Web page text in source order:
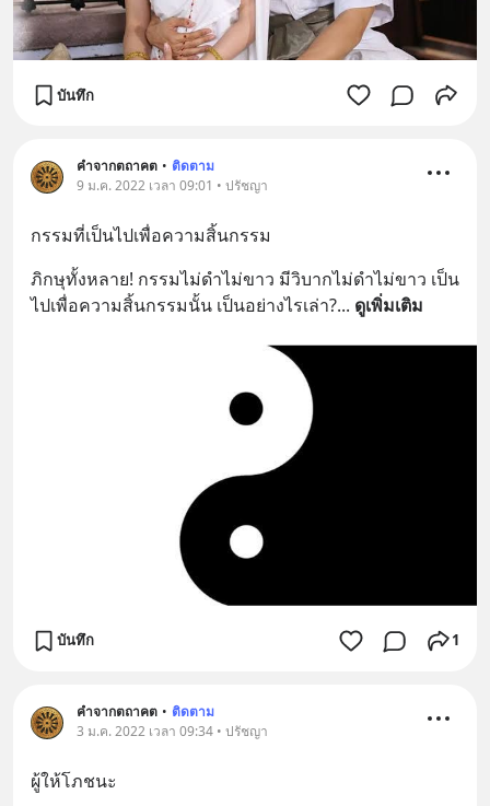
บันทึก
คำจากตถาคต • ติดตาม
9 ม.ค. 2022 เวลา 09:01 • ปรัชญา
กรรมที่เป็นไปเพื่อความสิ้นกรรม
ภิกษุทั้งหลาย! กรรมไม่ดำไม่ขาว มีวิบากไม่ดำไม่ขาว เป็น
ไปเพื่อความสิ้นกรรมนั้น เป็นอย่างไรเล่า?... ดูเพิ่มเติม
บันทึก 1
คำจากตถาคต • ติดตาม
3 ม.ค. 2022 เวลา 09:34 • ปรัชญา
ผู้ให้โภชนะ